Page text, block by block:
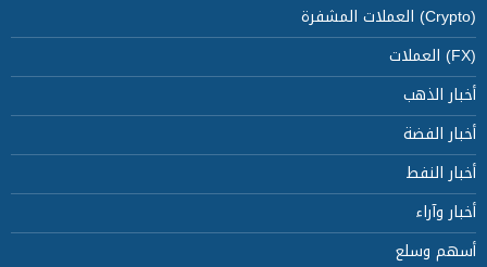
(Crypto) العملات المشفرة
(FX) العملات
أخبار الذهب
أخبار الفضة
أخبار النفط
أخبار وآراء
أسهم وسلع